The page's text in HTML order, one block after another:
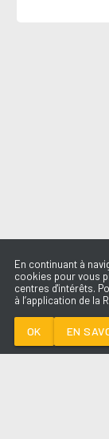
En continuant à
cookies pour vous
centres d'intérêts.
à l’application de la
OK EN